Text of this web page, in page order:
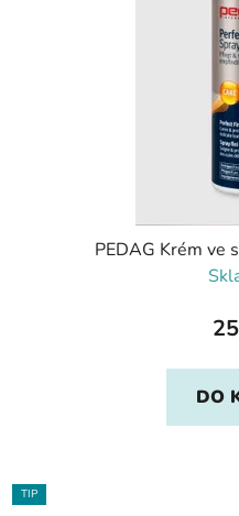
PEDAG Krém ve
DO
TIP